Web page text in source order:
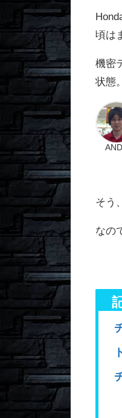
頃は
機密
状態
そう
なの